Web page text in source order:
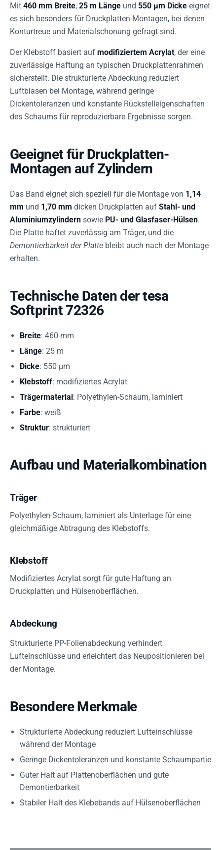
Mit 460 mm Breite, 25 m Länge und 550 µm Dicke eignet
es sich besonders für Druckplatten-Montagen, bei denen
Konturtreue und Materialschonung gefragt sind.
Der Klebstoff basiert auf modifiziertem Acrylat, der eine
zuverlässige Haftung an typischen Druckplattenrahmen
sicherstellt. Die strukturierte Abdeckung reduziert
Luftblasen bei Montage, während geringe
Dickentoleranzen und konstante Rückstelleigenschaften
des Schaums für reproduzierbare Ergebnisse sorgen.
Geeignet für Druckplatten-
Montagen auf Zylindern
Das Band eignet sich speziell für die Montage von 1,14
mm und 1,70 mm dicken Druckplatten auf Stahl- und
Aluminiumzylindern sowie PU- und Glasfaser-Hülsen.
Die Platte haftet zuverlässig am Träger, und die
Demontierbarkeit der Platte bleibt auch nach der Montage
erhalten.
Technische Daten der tesa
Softprint 72326
Breite: 460 mm
Länge: 25 m
Dicke: 550 µm
Klebstoff: modifiziertes Acrylat
Trägermaterial: Polyethylen-Schaum, laminiert
Farbe: weiß
Struktur: strukturiert
Aufbau und Materialkombination
Träger
Polyethylen-Schaum, laminiert als Unterlage für eine
gleichmäßige Abtragung des Klebstoffs.
Klebstoff
Modifiziertes Acrylat sorgt für gute Haftung an
Druckplatten und Hülsenoberflächen.
Abdeckung
Strukturierte PP-Folienabdeckung verhindert
Lufteinschlüsse und erleichtert das Neupositionieren bei
der Montage.
Besondere Merkmale
Strukturierte Abdeckung reduziert Lufteinschlüsse
während der Montage
Geringe Dickentoleranzen und konstante Schaumpartie
Guter Halt auf Plattenoberflächen und gute
Demontierbarkeit
Stabiler Halt des Klebebands auf Hülsenoberflächen